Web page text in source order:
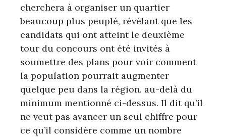
cherchera à organiser un quartier
beaucoup plus peuplé, révélant que les
candidats qui ont atteint le deuxième
tour du concours ont été invités à
soumettre des plans pour voir comment
la population pourrait augmenter
quelque peu dans la région. au-delà du
minimum mentionné ci-dessus. Il dit qu’il
ne veut pas avancer un seul chiffre pour
ce qu’il considère comme un nombre